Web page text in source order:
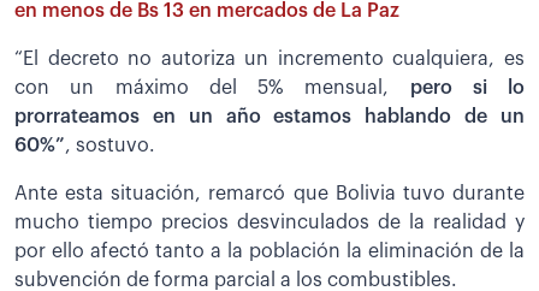
en menos de Bs 13 en mercados de La Paz
“El decreto no autoriza un incremento cualquiera, es
con un máximo del 5% mensual, pero si lo
prorrateamos en un año estamos hablando de un
60%”, sostuvo.
Ante esta situación, remarcó que Bolivia tuvo durante
mucho tiempo precios desvinculados de la realidad y
por ello afectó tanto a la población la eliminación de la
subvención de forma parcial a los combustibles.